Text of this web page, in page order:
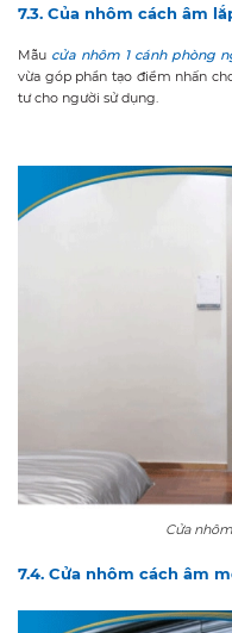
7.3. Của nhôm cách âm
Mẫu cửa nhôm 1 cánh phòng
vừa góp phần tạo điểm nhấn
tư cho người sử dụng.
Cửa
7.4. Cửa nhôm cách âm